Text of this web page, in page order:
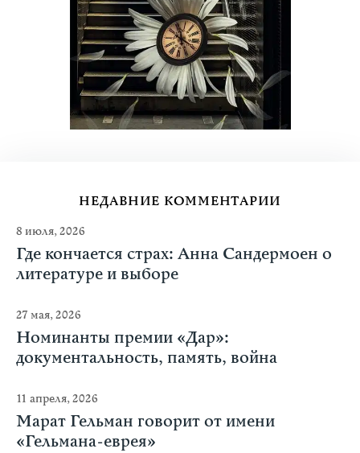
НЕДАВНИЕ КОММЕНТАРИИ
8 июля, 2026
Где кончается страх: Анна Сандермоен о
литературе и выборе
27 мая, 2026
Номинанты премии «Дар»:
документальность, память, война
11 апреля, 2026
Марат Гельман говорит от имени
«Гельмана-еврея»